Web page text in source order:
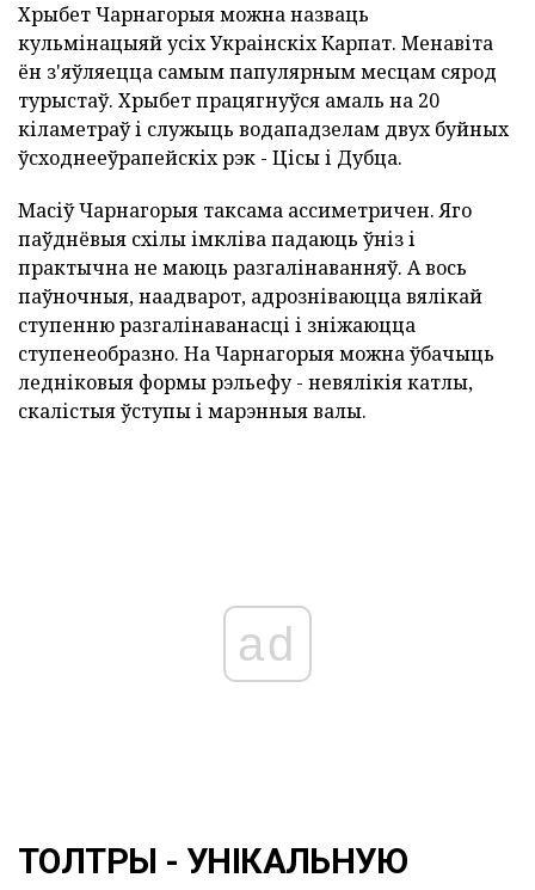
Хрыбет Чарнагорыя можна назваць
кульмінацыяй усіх Украінскіх Карпат. Менавіта
ён з'яўляецца самым папулярным месцам сярод
турыстаў. Хрыбет працягнуўся амаль на 20
кіламетраў і служыць водападзелам двух буйных
ўсходнееўрапейскіх рэк - Цісы і Дубца.
Масіў Чарнагорыя таксама ассиметричен. Яго
паўднёвыя схілы імкліва падаюць ўніз і
практычна не маюць разгалінаванняў. А вось
паўночныя, наадварот, адрозніваюцца вялікай
ступенню разгалінаванасці і зніжаюцца
ступенеобразно. На Чарнагорыя можна ўбачыць
ледніковыя формы рэльефу - невялікія катлы,
скалістыя ўступы і марэнныя валы.
ad
ТОЛТРЫ - УНІКАЛЬНУЮ